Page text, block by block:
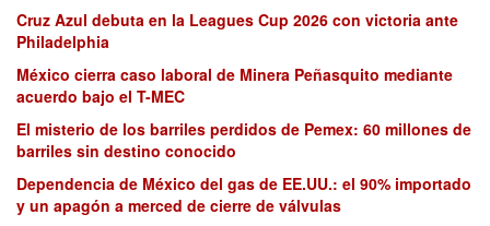
Cruz Azul debuta en la Leagues Cup 2026 con victoria ante
Philadelphia
México cierra caso laboral de Minera Peñasquito mediante
acuerdo bajo el T-MEC
El misterio de los barriles perdidos de Pemex: 60 millones de
barriles sin destino conocido
Dependencia de México del gas de EE.UU.: el 90% importado
y un apagón a merced de cierre de válvulas